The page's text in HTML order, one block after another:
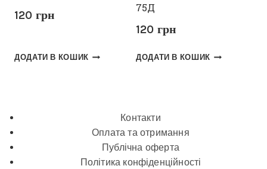
120 грн
ДОДАТИ В КОШИК
75Д
120 грн
ДОДАТИ В КОШИК
Контакти
Оплата та отримання
Публічна оферта
Політика конфіденційності